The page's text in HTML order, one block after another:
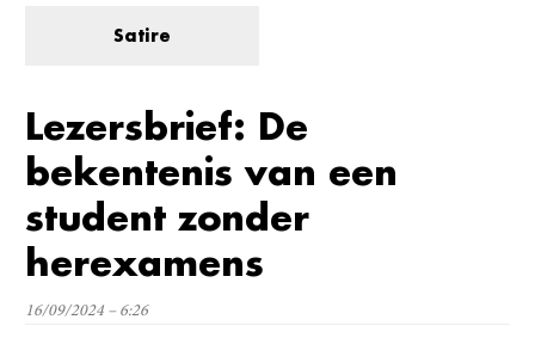
Satire
Lezersbrief: De
bekentenis van een
student zonder
herexamens
16/09/2024 – 6:26